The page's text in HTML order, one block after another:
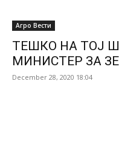
Агро Вести
ТЕШКО НА ТОЈ
МИНИСТЕР ЗА
December 28, 2020 18:04